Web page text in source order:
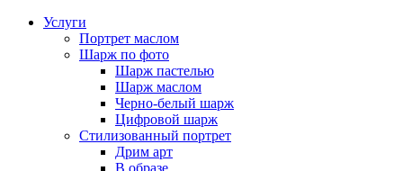
Услуги
Портрет маслом
Шарж по фото
Шарж пастелью
Шарж маслом
Черно-белый шарж
Цифровой шарж
Стилизованный портрет
Дрим арт
В образе